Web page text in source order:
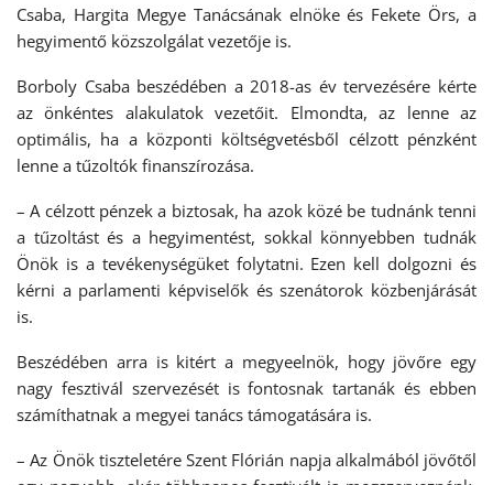
Csaba, Hargita Megye Tanácsának elnöke és Fekete Örs, a
hegyimentő közszolgálat vezetője is.
Borboly Csaba beszédében a 2018-as év tervezésére kérte
az önkéntes alakulatok vezetőit. Elmondta, az lenne az
optimális, ha a központi költségvetésből célzott pénzként
lenne a tűzoltók finanszírozása.
– A célzott pénzek a biztosak, ha azok közé be tudnánk tenni
a tűzoltást és a hegyimentést, sokkal könnyebben tudnák
Önök is a tevékenységüket folytatni. Ezen kell dolgozni és
kérni a parlamenti képviselők és szenátorok közbenjárását
is.
Beszédében arra is kitért a megyeelnök, hogy jövőre egy
nagy fesztivál szervezését is fontosnak tartanák és ebben
számíthatnak a megyei tanács támogatására is.
– Az Önök tiszteletére Szent Flórián napja alkalmából jövőtől